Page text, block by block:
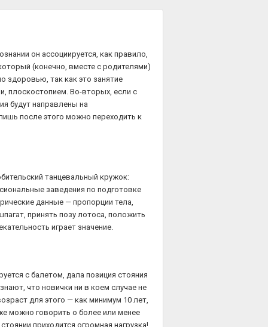
он ассоциируется, как правило,
(конечно, вместе с родителями)
здоровью, так как это занятие
плоскостопием. Во-вторых, если с
будут направлены на
после этого можно переходить к
танцевальный кружок:
заведения по подготовке
данные — пропорции тела,
принять позу лотоса, положить
играет значение.
с балетом, дала позиция стояния
что новички ни в коем случае не
для этого — как минимум 10 лет,
можно говорить о более или менее
приходится огромная нагрузка!